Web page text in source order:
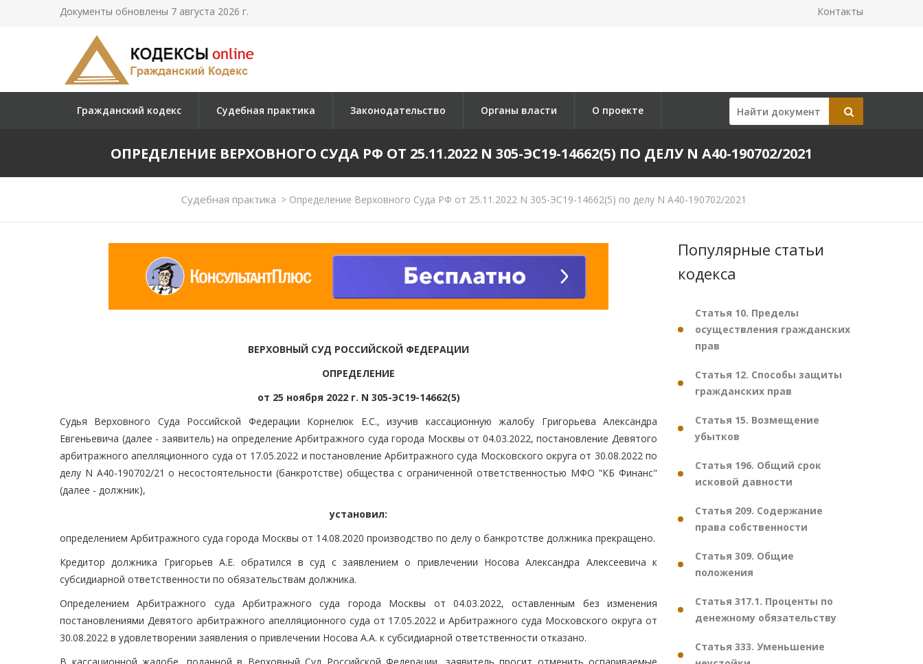
Документы обновлены 7 августа 2026 г. Контакты
Гражданский кодекс Судебная практика Законодательство Органы власти О проекте
ОПРЕДЕЛЕНИЕ ВЕРХОВНОГО СУДА РФ ОТ 25.11.2022 N 305-ЭС19-14662(5) ПО ДЕЛУ N А40-190702/2021
Судебная практика > Определение Верховного Суда РФ от 25.11.2022 N 305-ЭС19-14662(5) по делу N А40-190702/2021
ВЕРХОВНЫЙ СУД РОССИЙСКОЙ ФЕДЕРАЦИИ
ОПРЕДЕЛЕНИЕ
от 25 ноября 2022 г. N 305-ЭС19-14662(5)
Судья Верховного Суда Российской Федерации Корнелюк Е.С., изучив кассационную жалобу Григорьева Александра
Евгеньевича (далее - заявитель) на определение Арбитражного суда города Москвы от 04.03.2022, постановление Девятого
арбитражного апелляционного суда от 17.05.2022 и постановление Арбитражного суда Московского округа от 30.08.2022 по
делу N А40-190702/21 о несостоятельности (банкротстве) общества с ограниченной ответственностью МФО "КБ Финанс"
(далее - должник),
установил:
определением Арбитражного суда города Москвы от 14.08.2020 производство по делу о банкротстве должника прекращено.
Кредитор должника Григорьев А.Е. обратился в суд с заявлением о привлечении Носова Александра Алексеевича к
субсидиарной ответственности по обязательствам должника.
Определением Арбитражного суда Арбитражного суда города Москвы от 04.03.2022, оставленным без изменения
постановлениями Девятого арбитражного апелляционного суда от 17.05.2022 и Арбитражного суда Московского округа от
30.08.2022 в удовлетворении заявления о привлечении Носова А.А. к субсидиарной ответственности отказано.
Популярные статьи
кодекса
Статья 10. Пределы
осуществления гражданских
прав
Статья 12. Способы защиты
гражданских прав
Статья 15. Возмещение
убытков
Статья 196. Общий срок
исковой давности
Статья 209. Содержание
права собственности
Статья 309. Общие
положения
Статья 317.1. Проценты по
денежному обязательству
Статья 333. Уменьшение